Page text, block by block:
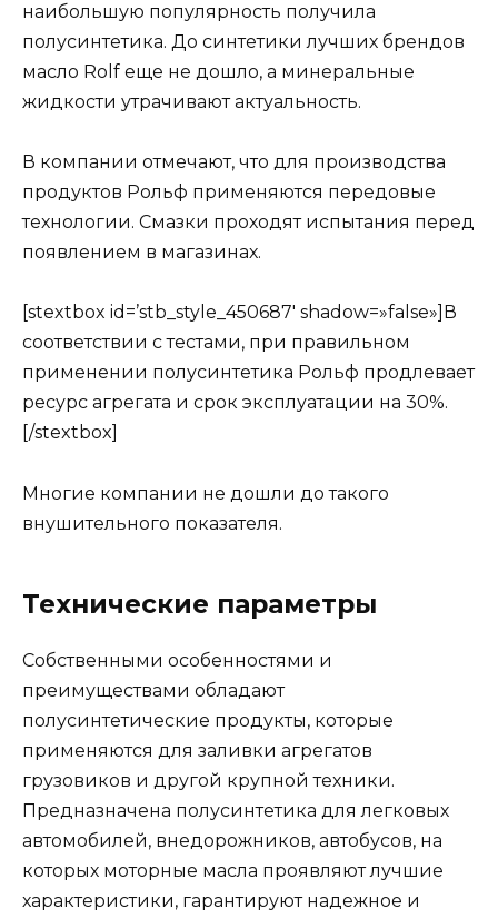
наибольшую популярность получила
полусинтетика. До синтетики лучших брендов
масло Rolf еще не дошло, а минеральные
жидкости утрачивают актуальность.
В компании отмечают, что для производства
продуктов Рольф применяются передовые
технологии. Смазки проходят испытания перед
появлением в магазинах.
[stextbox id=’stb_style_450687′ shadow=»false»]В
соответствии с тестами, при правильном
применении полусинтетика Рольф продлевает
ресурс агрегата и срок эксплуатации на 30%.
[/stextbox]
Многие компании не дошли до такого
внушительного показателя.
Технические параметры
Собственными особенностями и
преимуществами обладают
полусинтетические продукты, которые
применяются для заливки агрегатов
грузовиков и другой крупной техники.
Предназначена полусинтетика для легковых
автомобилей, внедорожников, автобусов, на
которых моторные масла проявляют лучшие
характеристики, гарантируют надежное и